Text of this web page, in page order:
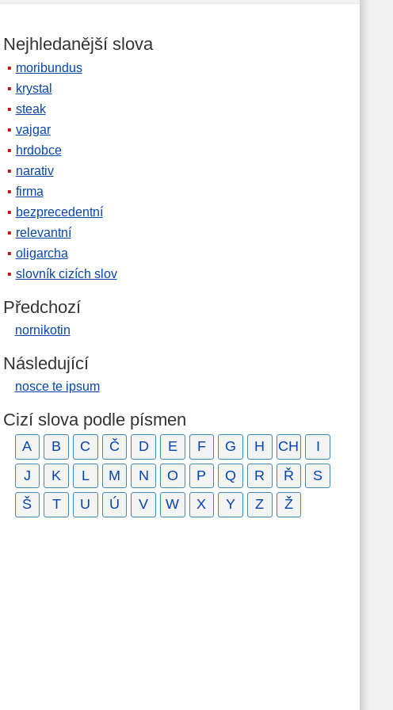
Nejhledanější slova
moribundus
krystal
steak
vajgar
hrdobce
narativ
firma
bezprecedentní
relevantní
oligarcha
slovník cizích slov
Předchozí
nornikotin
Následující
nosce te ipsum
Cizí slova podle písmen
A B C Č D E F G H CH
I
J
K L M N O P Q R Ř
S
Š
T U Ú V W X Y Z Ž